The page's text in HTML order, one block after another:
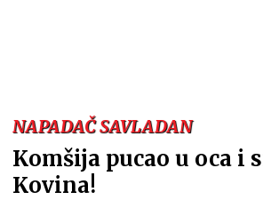
NAPADAČ SAVLADAN
Komšija pucao u oca i
Kovina!